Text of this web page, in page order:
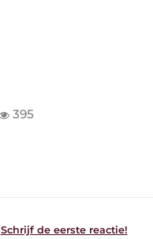
395
Schrijf de eerste reactie!